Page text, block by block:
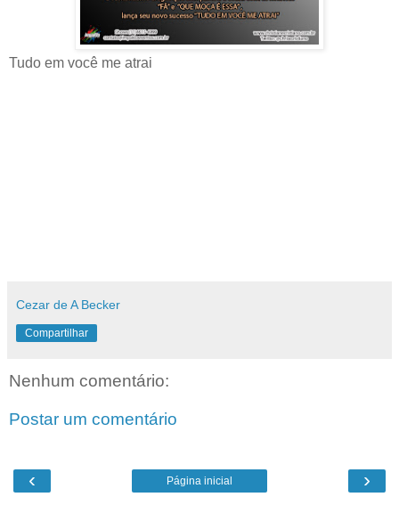
Tudo em você me atrai
Cezar de A Becker
Compartilhar
Nenhum comentário:
Postar um comentário
‹ ›
Página inicial